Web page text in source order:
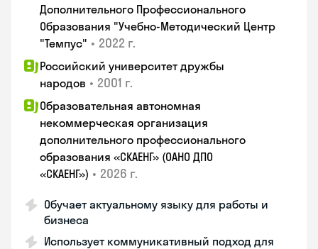
Дополнительного Профессионального
Образования "Учебно-Методический Центр
"Темпус" • 2022 г.
Российский университет дружбы
народов • 2001 г.
Образовательная автономная
некоммерческая организация
дополнительного профессионального
образования «СКАЕНГ» (ОАНО ДПО
«СКАЕНГ») • 2026 г.
Обучает актуальному языку для работы и
бизнеса
Использует коммуникативный подход для